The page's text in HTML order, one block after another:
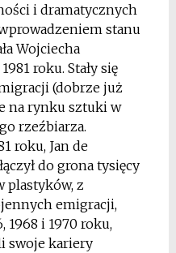
i dramatycznych
stanu
Wojciecha
roku. Stały się
(dobrze już
na rynku sztuki w
rzeźbiarza.
roku, Jan de
do grona tysięcy
plastyków, z
emigracji,
1968 i 1970 roku,
swoje kariery